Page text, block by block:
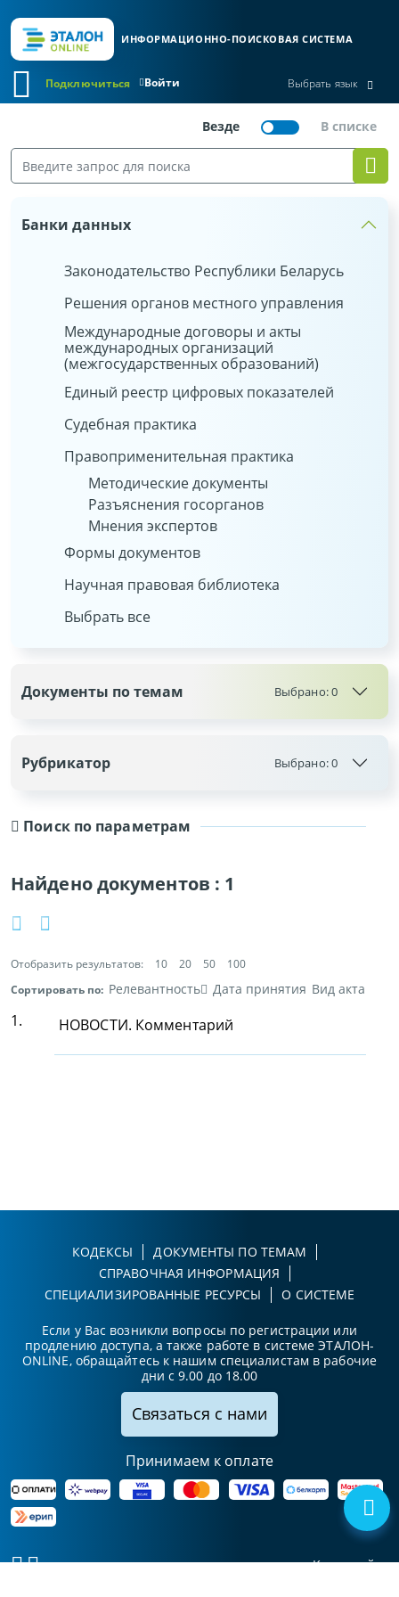
ИНФОРМАЦИОННО-ПОИСКОВАЯ СИСТЕМА
Войти
Подключиться Выбрать язык
Поиск по параметрам
Найдено документов : 1
Отобразить результатов: 10 20 50
100
Сортировать по: Релевантность Дата принятия Вид акта
1. НОВОСТИ. Комментарий
Банки данных
Законодательство Республики Беларусь
Решения органов местного управления
Международные договоры и акты
международных организаций
(межгосударственных образований)
Единый реестр цифровых показателей
Судебная практика
Правоприменительная практика
Методические документы
Разъяснения госорганов
Мнения экспертов
Формы документов
Научная правовая библиотека
Выбрать все
Документы по темам Выбрано:0
Рубрикатор Выбрано:0
КОДЕКСЫ
ДОКУМЕНТЫ ПО ТЕМАМ
СПРАВОЧНАЯ ИНФОРМАЦИЯ
СПЕЦИАЛИЗИРОВАННЫЕ РЕСУРСЫ
О СИСТЕМЕ
Если у Вас возникли вопросы по регистрации или
продлению доступа, а также работе в системе ЭТАЛОН-
ONLINE, обращайтесь к нашим специалистам в рабочие
дни с 9.00 до 18.00
Связаться с нами
Принимаем к оплате
Карта сайта